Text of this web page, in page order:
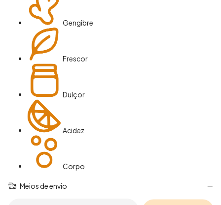
Gengibre
Frescor
Dulçor
Acidez
Corpo
Meios de envio